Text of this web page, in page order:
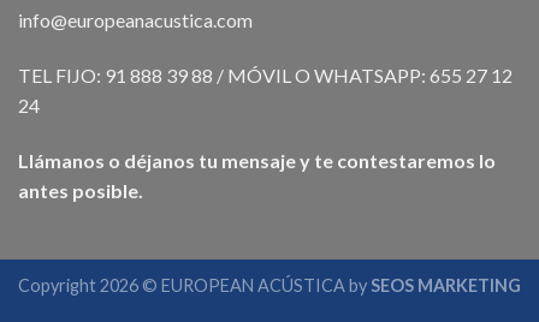
info@europeanacustica.com
TEL FIJO: 91 888 39 88 / MÓVIL O WHATSAPP: 655 27 12
24
Llámanos o déjanos tu mensaje y te contestaremos lo
antes posible.
Copyright 2026 © EUROPEAN ACÚSTICA by SEOS MARKETING